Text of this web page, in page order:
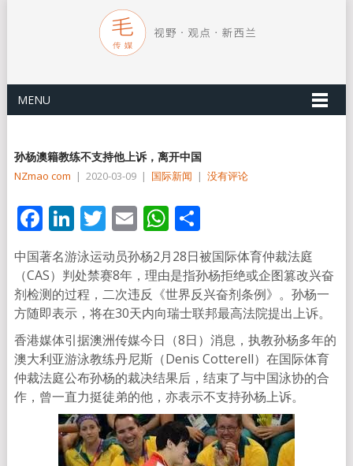
MENU
孙杨澳籍教练不支持他上诉，离开中国
NZmao com | 2020-03-09 | 国际新闻 | 没有评论
Facebook
LinkedIn
Twitter
EmailWhatsApp
分
享
中国著名游泳运动员孙杨2月28日被国际体育仲裁法庭
（CAS）判处禁赛8年，理由是指孙杨拒绝或企图篡改兴奋
剂检测的过程，二次违反《世界反兴奋剂条例》。孙杨一
方随即表示，将在30天内向瑞士联邦最高法院提出上诉。
香港媒体引据澳洲传媒今日（8日）消息，执教孙杨多年的
澳大利亚游泳教练丹尼斯（Denis Cotterell）在国际体育
仲裁法庭公布孙杨的裁决结果后，结束了与中国泳协的合
作，曾一直力挺徒弟的他，亦表示不支持孙杨上诉。